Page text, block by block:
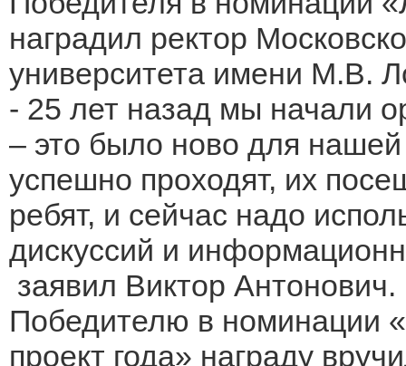
наградил ректор
университета имени М.В.
- 25 лет назад мы начали
– это было ново для
успешно проходят, их
ребят, и сейчас надо
дискуссий и
заявил Виктор Антонович.
Победителю в номинации
проект года» награду